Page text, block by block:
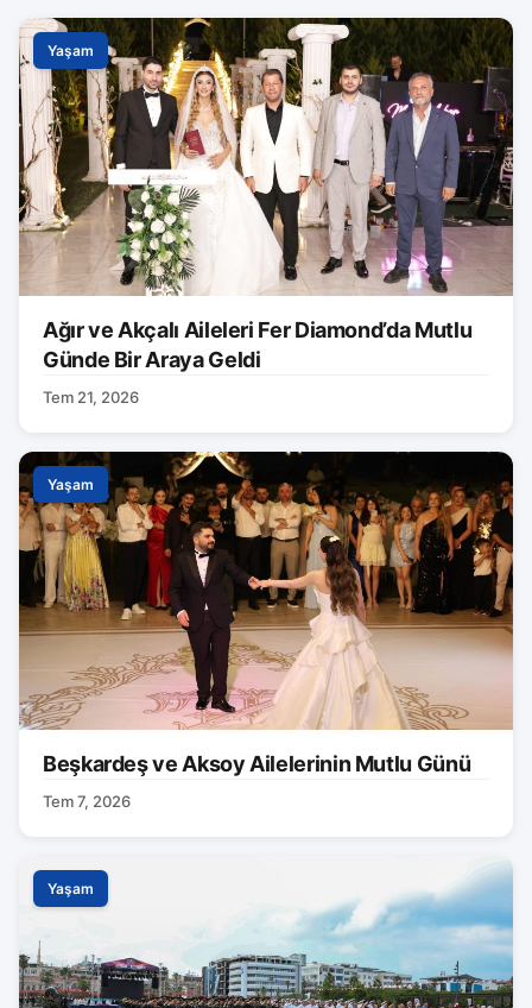
Yaşam
Ağır ve Akçalı Aileleri Fer Diamond’da Mutlu
Günde Bir Araya Geldi
Tem 21, 2026
Yaşam
Beşkardeş ve Aksoy Ailelerinin Mutlu Günü
Tem 7, 2026
Yaşam